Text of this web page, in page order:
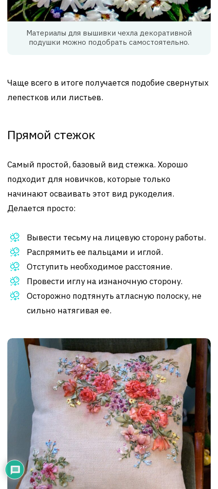
Материалы для вышивки чехла декоративной
подушки можно подобрать самостоятельно.
Чаще всего в итоге получается подобие свернутых
лепестков или листьев.
Прямой стежок
Самый простой, базовый вид стежка. Хорошо
подходит для новичков, которые только
начинают осваивать этот вид рукоделия.
Делается просто:
Вывести тесьму на лицевую сторону работы.
Распрямить ее пальцами и иглой.
Отступить необходимое расстояние.
Провести иглу на изнаночную сторону.
Осторожно подтянуть атласную полоску, не
сильно натягивая ее.